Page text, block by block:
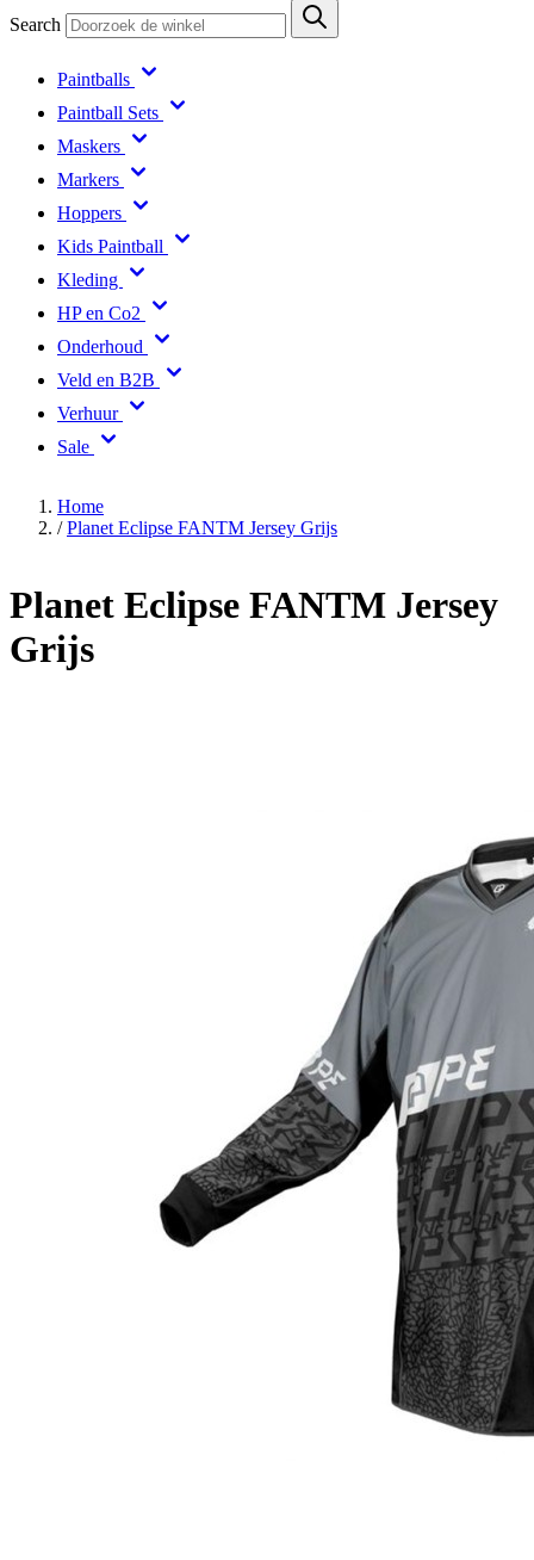
Search
Paintballs
Paintball Sets
Maskers
Markers
Hoppers
Kids Paintball
Kleding
HP en Co2
Onderhoud
Veld en B2B
Verhuur
Sale
Home
/ Planet Eclipse FANTM Jersey Grijs
Planet Eclipse FANTM Jersey
Grijs